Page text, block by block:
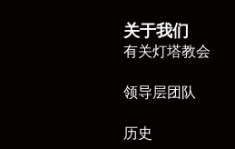
关于我们
有关灯塔教会
领导层团队
历史